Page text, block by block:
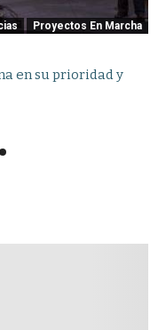
Proyectos En Marcha
en su prioridad y